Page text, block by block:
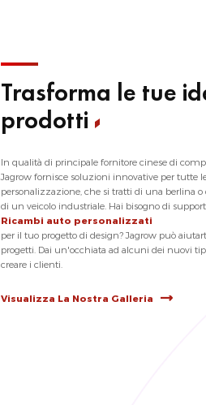
Trasforma le tue
prodotti
In qualità di principale fornitore cinese di
Jagrow fornisce soluzioni innovative per tutte
personalizzazione, che si tratti di una berlina
di un veicolo industriale. Hai bisogno di
Ricambi auto personalizzati
per il tuo progetto di design? Jagrow può
progetti. Dai un'occhiata ad alcuni dei nuovi
creare i clienti.
Visualizza La Nostra Galleria